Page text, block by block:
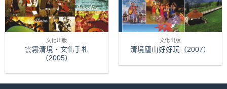
文化出版
雲霧清境‧文化手札
（2005）
文化出版
清境廬山好好玩（2007）